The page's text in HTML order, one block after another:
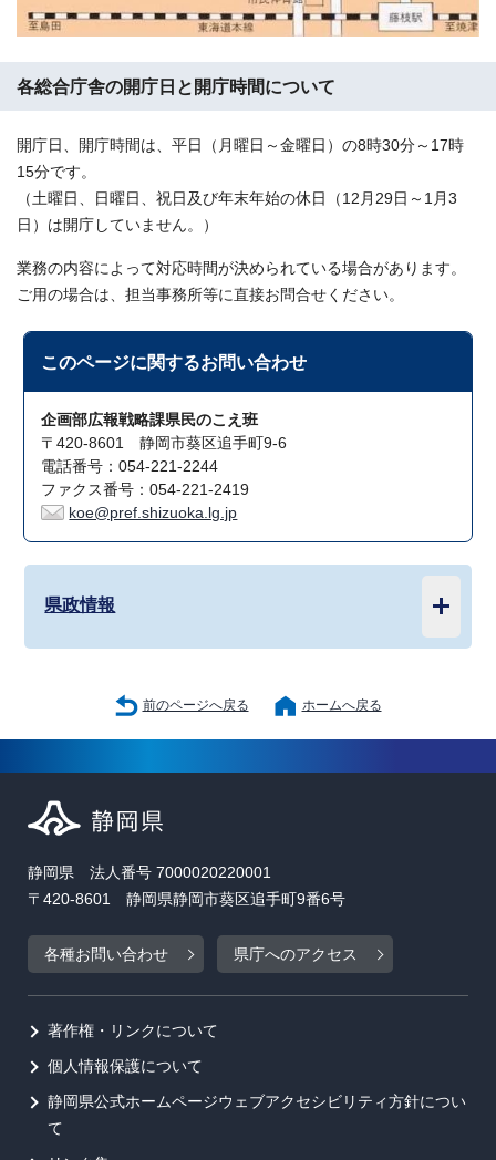
各総合庁舎の開庁日と開庁時間について
開庁日、開庁時間は、平日（月曜日～金曜日）の8時30分～17時
15分です。
（土曜日、日曜日、祝日及び年末年始の休日（12月29日～1月3
日）は開庁していません。）
業務の内容によって対応時間が決められている場合があります。
ご用の場合は、担当事務所等に直接お問合せください。
このページに関するお問い合わせ
企画部広報戦略課県民のこえ班
〒420-8601 静岡市葵区追手町9-6
電話番号：054-221-2244
ファクス番号：054-221-2419
koe@pref.shizuoka.lg.jp
県政情報
前のページへ戻る ホームへ戻る
静岡県 法人番号 7000020220001
〒420-8601 静岡県静岡市葵区追手町9番6号
各種お問い合わせ 県庁へのアクセス
著作権・リンクについて
個人情報保護について
静岡県公式ホームページウェブアクセシビリティ方針につい
て